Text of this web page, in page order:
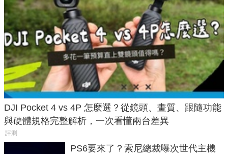
DJI Pocket 4 vs 4P 怎麼選？從鏡頭、畫質、跟隨功能
與硬體規格完整解析，一次看懂兩台差異
評測
PS6要來了？索尼總裁曝次世代主機